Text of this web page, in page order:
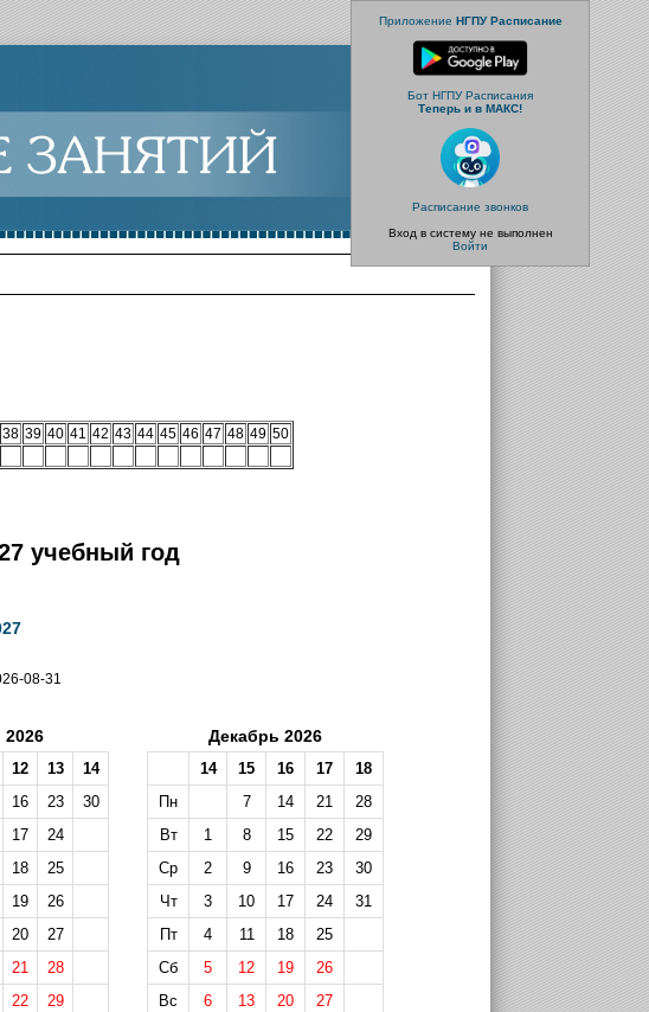
Приложение НГПУ Расписание
Бот НГПУ Расписания
Теперь и в МАКС!
Расписание звонков
Вход в систему не выполнен
Войти
38 39 40 41 42 43 44 45 46 47 48 49 50
учебный год
08-31
2026
12 13
14
16 23
30
17
24
18
25
19
26
20
27
21
28
22 29
Декабрь 2026
14 15 16 17
18
Пн
7 14 21
28
Вт
1 8 15 22
29
Ср
2 9 16 23
30
Чт
3 10 17 24
31
Пт
4 11 18
25
Сб
5 12 19
26
Вс
6 13 20 27